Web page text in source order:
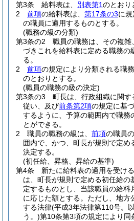
第3条
給料表は、 別表第1のとおり
2
前項の給料表は、 第17条の3に
の職員に適用するものとする。
(職務の級の分類)
第3条の2
職員の職務は、その複
づきこれを給料表に定める職務の
る。
2
前項の規定により分類される職
のとおりとする。
(職員の職務の級の決定)
第3条の3
町長は、行政組織に関
従い、及び前条第2項の規定に基
するように、予算の範囲内で職務
とができる。
2
職員の職務の級は、 前項の職員
囲内で、かつ、町長が規則で定め
決定する。
(初任給、昇格、昇給の基準)
第4条
新たに給料表の適用を受け
は、町長が規則で定める初任給の
定するものとし、当該職員の給料
に応じた額とする。 ただし、地方
する法律(平成3年法律第110号。
う。)第10条第3項の規定により同